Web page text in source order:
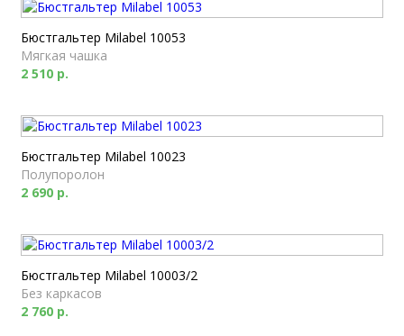
Бюстгальтер Milabel 10053
Мягкая чашка
2 510 р.
Бюстгальтер Milabel 10023
Полупоролон
2 690 р.
Бюстгальтер Milabel 10003/2
Без каркасов
2 760 р.